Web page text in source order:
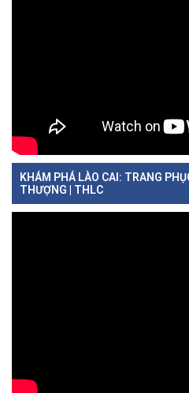
KHÁM PHÁ LÀO CAI: TRANG
THƯỢNG | THLC